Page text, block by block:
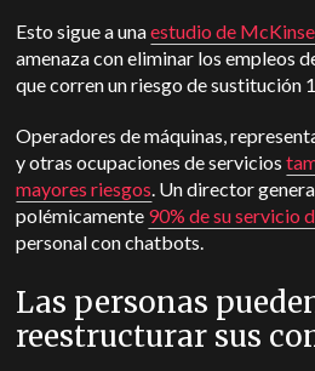
Esto sigue a unaestudio de
amenaza con eliminar los empleos
que corren un riesgo de sustitución
Operadores de máquinas,
y otras ocupaciones de servicios
mayores riesgos. Un director
polémicamente 90% de su servicio
personal con chatbots.
Las personas
reestructurar sus